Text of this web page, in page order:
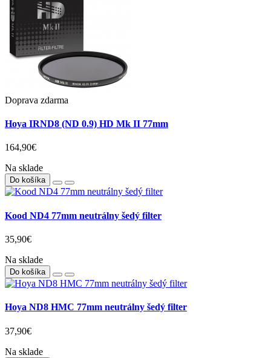
Doprava zdarma
Hoya IRND8 (ND 0.9) HD Mk II 77mm
164,90€
Na sklade
Do košíka
Kood ND4 77mm neutrálny šedý filter
35,90€
Na sklade
Do košíka
Hoya ND8 HMC 77mm neutrálny šedý filter
37,90€
Na sklade